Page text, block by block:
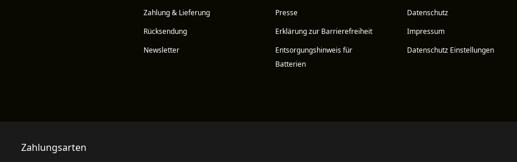
Zahlung & Lieferung
Rücksendung
Newsletter
Presse
Erklärung zur Barrierefreiheit
Entsorgungshinweis für
Batterien
Datenschutz
Impressum
Datenschutz Einstellungen
Zahlungsarten